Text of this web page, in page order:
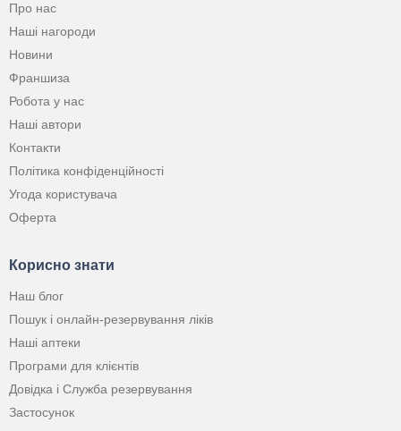
Про нас
Наші нагороди
Новини
Франшиза
Робота у нас
Наші автори
Контакти
Політика конфіденційності
Угода користувача
Оферта
Корисно знати
Наш блог
Пошук і онлайн-резервування ліків
Наші аптеки
Програми для клієнтів
Довідка і Служба резервування
Застосунок